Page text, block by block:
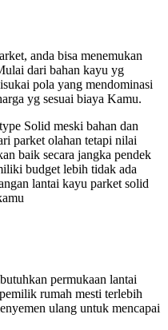
anda bisa menemukan
dari bahan kayu yg
pola yang mendominasi
yg sesuai biaya Kamu.
Solid meski bahan dan
parket olahan tetapi nilai
baik secara jangka pendek
budget lebih tidak ada
lantai kayu parket solid
permukaan lantai
rumah mesti terlebih
ulang untuk mencapai